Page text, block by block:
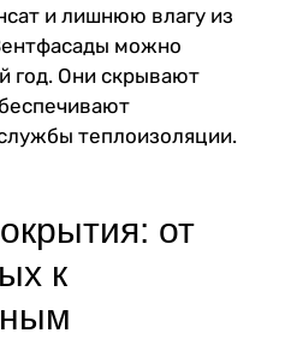
и лишнюю влагу из
можно
год. Они скрывают
теплоизоляции.
от
к